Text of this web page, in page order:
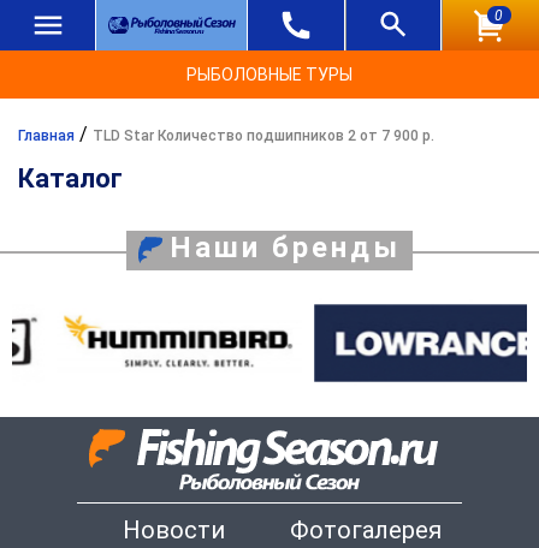
0
РЫБОЛОВНЫЕ ТУРЫ
Главная / TLD Star Количество подшипников 2 от 7 900 р.
Каталог
Наши бренды
Новости
Фотогалерея